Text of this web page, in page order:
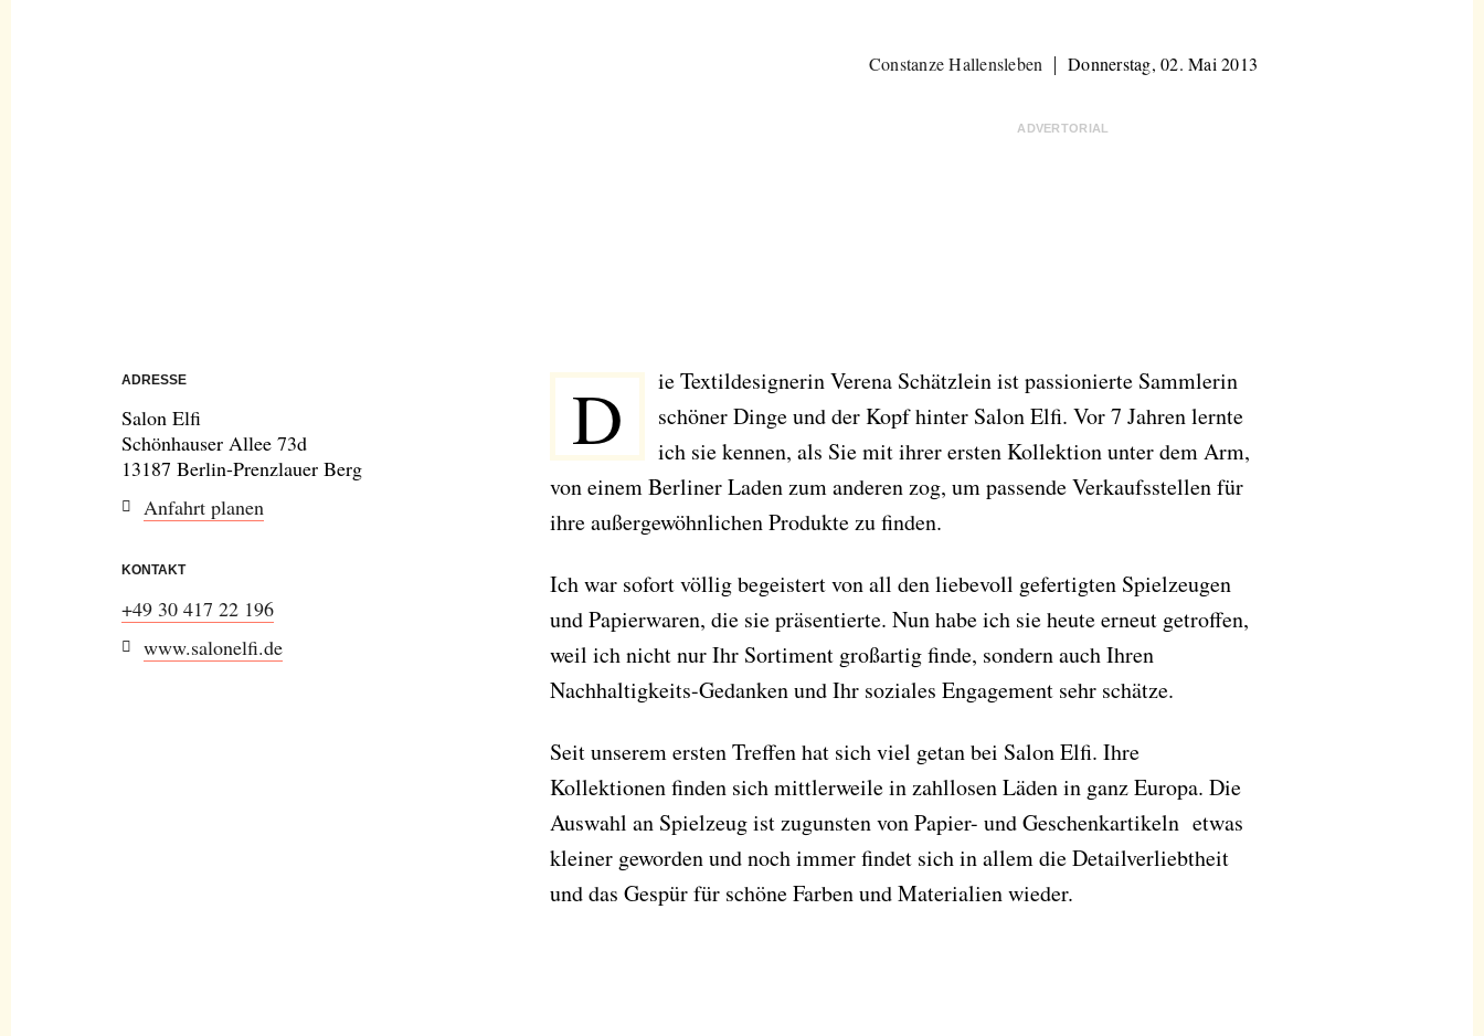
Constanze Hallensleben Donnerstag, 02. Mai 2013
ADVERTORIAL
ADRESSE
Salon Elfi
Schönhauser Allee 73d
13187 Berlin-Prenzlauer Berg
Anfahrt planen
KONTAKT
+49 30 417 22 196
www.salonelfi.de
D
ie Textildesignerin Verena Schätzlein ist passionierte Sammlerin
schöner Dinge und der Kopf hinter Salon Elfi. Vor 7 Jahren lernte
ich sie kennen, als Sie mit ihrer ersten Kollektion unter dem Arm,
von einem Berliner Laden zum anderen zog, um passende Verkaufsstellen für
ihre außergewöhnlichen Produkte zu finden.
Ich war sofort völlig begeistert von all den liebevoll gefertigten Spielzeugen
und Papierwaren, die sie präsentierte. Nun habe ich sie heute erneut getroffen,
weil ich nicht nur Ihr Sortiment großartig finde, sondern auch Ihren
Nachhaltigkeits-Gedanken und Ihr soziales Engagement sehr schätze.
Seit unserem ersten Treffen hat sich viel getan bei Salon Elfi. Ihre
Kollektionen finden sich mittlerweile in zahllosen Läden in ganz Europa. Die
Auswahl an Spielzeug ist zugunsten von Papier- und Geschenkartikeln etwas
kleiner geworden und noch immer findet sich in allem die Detailverliebtheit
und das Gespür für schöne Farben und Materialien wieder.